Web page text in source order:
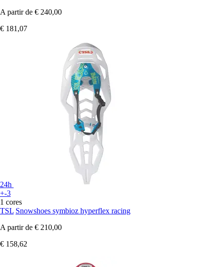
A partir de € 240,00
€ 181,07
24h
+-3
1 cores
TSL Snowshoes symbioz hyperflex racing
A partir de € 210,00
€ 158,62